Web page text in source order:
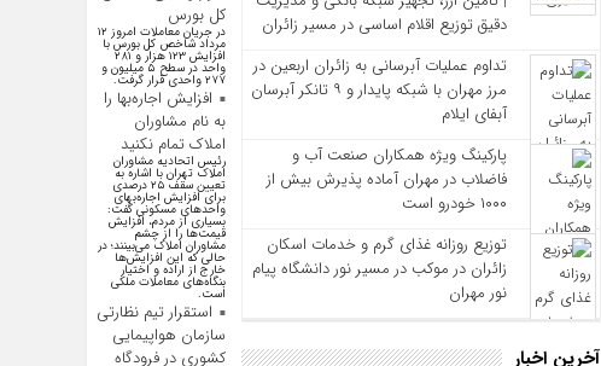
دقیق توزیع اقلام اساسی در مسیر زائران
تداوم عملیات آبرسانی به زائران اربعین در
مرز مهران با شبکه پایدار و ۹ تانکر آبرسان
آبفای ایلام
پارکینگ ویژه همکاران صنعت آب و
فاضلاب در مهران آماده پذیرش بیش از
۱۰۰۰ خودرو است
توزیع روزانه غذای گرم و خدمات اسکان
زائران در موکب در مسیر نور دانشگاه پیام
نور مهران
آخرین اخبار
کل بورس
در جریان معاملات امروز ۱۲
مرداد شاخص کل بورس با
افزایش ۱۲۳ هزار و ۲۸۱
واحد در سطح ۵ میلیون و
۲۷۷ واحدی قرار گرفت.
افزایش اجاره‌بها را
به نام مشاوران
املاک تمام نکنید
رئیس اتحادیه مشاوران
املاک تهران با اشاره به
تعیین سقف ۲۵ درصدی
برای افزایش اجاره‌بهای
واحد‌های مسکونی گفت:
بسیاری از مردم، افزایش
قیمت‌ها را از چشم
مشاوران املاک می‌بینند؛ در
حالی که این افزایش‌ها
خارج از اراده و اختیار
بنگاه‌های معاملات ملکی
است.
استقرار تیم نظارتی
سازمان هواپیمایی
کشوری در فرودگاه